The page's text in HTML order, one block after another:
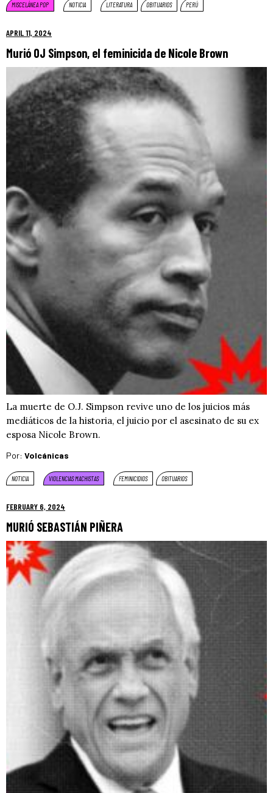
MISCELÁNEA POP NOTICIA LITERATURA OBITUARIOS PERÚ
APRIL 11, 2024
Murió OJ Simpson, el feminicida de Nicole Brown
La muerte de O.J. Simpson revive uno de los juicios más
mediáticos de la historia, el juicio por el asesinato de su ex
esposa Nicole Brown.
Por: Volcánicas
NOTICIA VIOLENCIAS MACHISTAS FEMINICIDIOS OBITUARIOS
FEBRUARY 6, 2024
MURIÓ SEBASTIÁN PIÑERA